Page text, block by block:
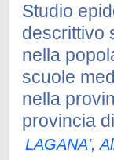
Studio
descrittivo
nella
scuole
nella
provincia
LAGANA',